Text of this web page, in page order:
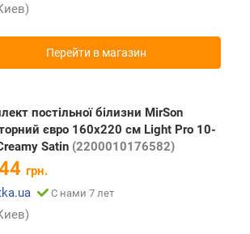
Перейти в магазин
постільної білизни MirSon
євро 160x220 см Light Pro 10-
Satin (2200010176582)
грн.
С нами 7 лет